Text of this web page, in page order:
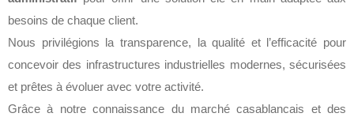
besoins de chaque client.
Nous privilégions la transparence, la qualité et l’efficacité pour
concevoir des infrastructures industrielles modernes, sécurisées
et prêtes à évoluer avec votre activité.
Grâce à notre connaissance du marché casablancais et des